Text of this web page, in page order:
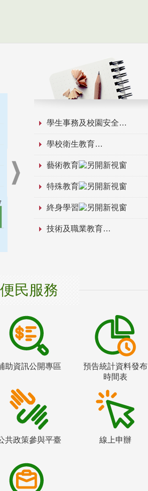
學生事務及校園安全
學校衛生教育
藝術教育
特殊教育
終身學習
技術及職業教育
便民服務
助資訊公開專區
預告統計資料發布
時間表
共政策參與平臺 線上申辦